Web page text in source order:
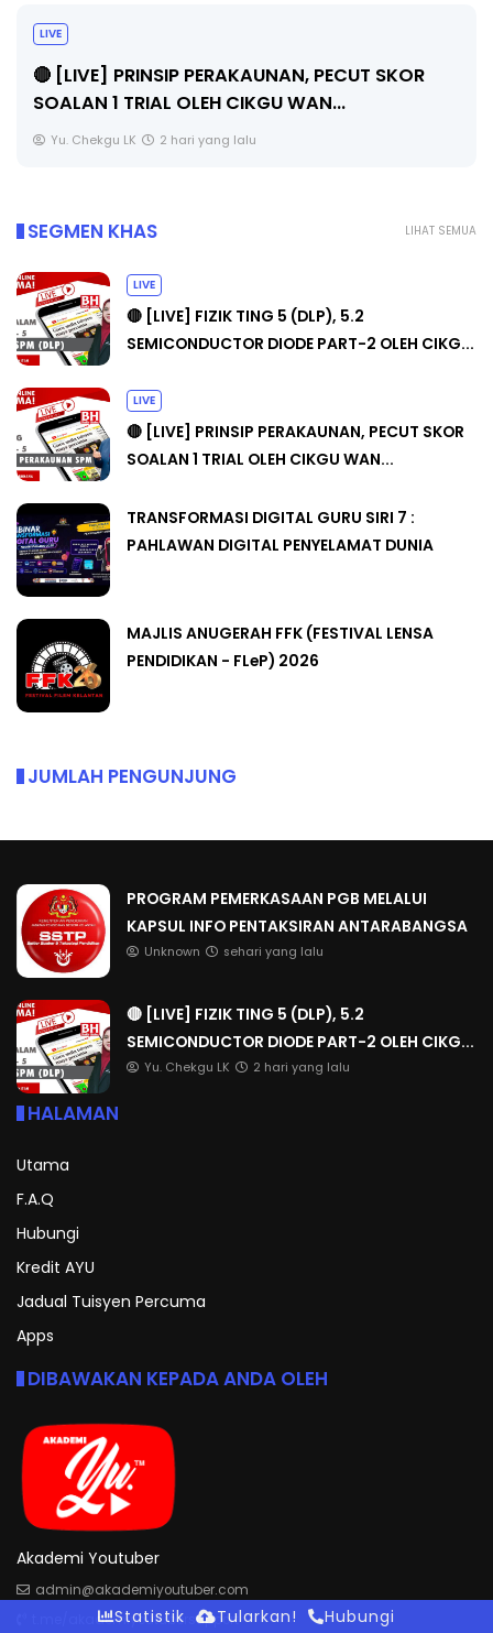
LIVE
🔴 [LIVE] PRINSIP PERAKAUNAN, PECUT SKOR
SOALAN 1 TRIAL OLEH CIKGU WAN...
Yu. Chekgu LK 2 hari yang lalu
LIHAT SEMUA
SEGMEN KHAS
LIVE
🔴 [LIVE] FIZIK TING 5 (DLP), 5.2
SEMICONDUCTOR DIODE PART-2 OLEH CIKG...
LIVE
🔴 [LIVE] PRINSIP PERAKAUNAN, PECUT SKOR
SOALAN 1 TRIAL OLEH CIKGU WAN...
TRANSFORMASI DIGITAL GURU SIRI 7 :
PAHLAWAN DIGITAL PENYELAMAT DUNIA
MAJLIS ANUGERAH FFK (FESTIVAL LENSA
PENDIDIKAN - FLeP) 2026
JUMLAH PENGUNJUNG
PROGRAM PEMERKASAAN PGB MELALUI
KAPSUL INFO PENTAKSIRAN ANTARABANGSA
Unknown sehari yang lalu
🔴 [LIVE] FIZIK TING 5 (DLP), 5.2
SEMICONDUCTOR DIODE PART-2 OLEH CIKG...
Yu. Chekgu LK 2 hari yang lalu
HALAMAN
Utama
F.A.Q
Hubungi
Kredit AYU
Jadual Tuisyen Percuma
Apps
DIBAWAKAN KEPADA ANDA OLEH
Akademi Youtuber
admin@akademiyoutuber.com
t.me/akademiyoutubersupport
Statistik Tularkan! Hubungi